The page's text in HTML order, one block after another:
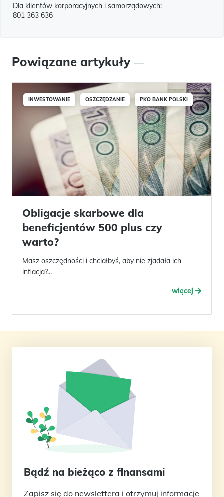
Powiązane artykuły
INWESTOWANIE OSZCZĘDZANIE PKO BANK POLSKI
Obligacje skarbowe dla
beneficjentów 500 plus czy
warto?
Masz oszczędności i chciałbyś, aby nie zjadała ich
inflacja?...
więcej
Dla klientów korporacyjnych i samorządowych:
801 363 636
Bądź na bieżąco z finansami
Zapisz się do newslettera i otrzymuj informacje